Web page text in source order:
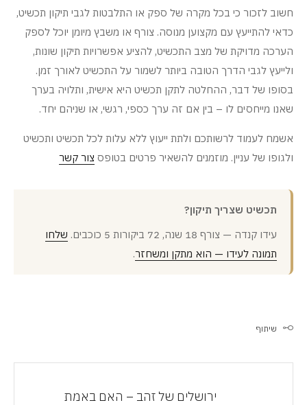
חשוב לזכור כי בכל מקרה של ספק או התלבטות לגבי תיקון תכשיט,
כדאי להתייעץ עם מקצוען מנוסה. צורף או משבץ מיומן יוכל לספק
הערכה מדויקת של מצב התכשיט, להציע אפשרויות תיקון שונות,
ולייעץ לגבי הדרך הטובה ביותר לשמור על התכשיט לאורך זמן.
בסופו של דבר, ההחלטה לתקן תכשיט היא אישית, ותלויה בערך
שאנו מייחסים לו – בין אם זה ערך כספי, רגשי, או שניהם יחד.
אשמח לעמוד לרשותכם ולתת ייעוץ ללא עלות לכל תכשיט ותכשיט
ולגופו של עניין. מוזמנים להשאיר פרטים בטופס צור קשר
תכשיט שצריך תיקון?
עידו קנדה — צורף 18 שנה, 72 ביקורות 5 כוכבים.
שלחו
תמונה לעידו — הוא מתקן ומשחזר.
שיתוף
ירושלים של זהב – האם באמת